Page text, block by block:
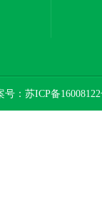
： 苏ICP备